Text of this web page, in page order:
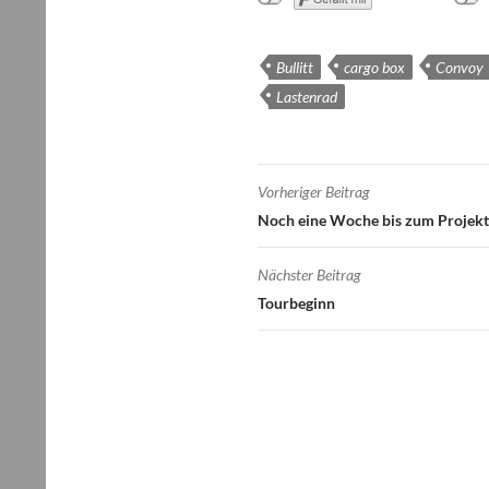
Bullitt cargo box Convoy
Lastenrad
Beitragsnavigation
Vorheriger Beitrag
Noch eine Woche bis zum
Nächster Beitrag
Tourbeginn